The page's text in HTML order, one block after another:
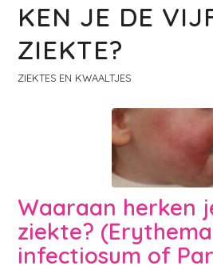
KEN JE DE
ZIEKTE?
ZIEKTES EN KWAALTJES
Waaraan herken
ziekte? (Erythema
infectiosum of